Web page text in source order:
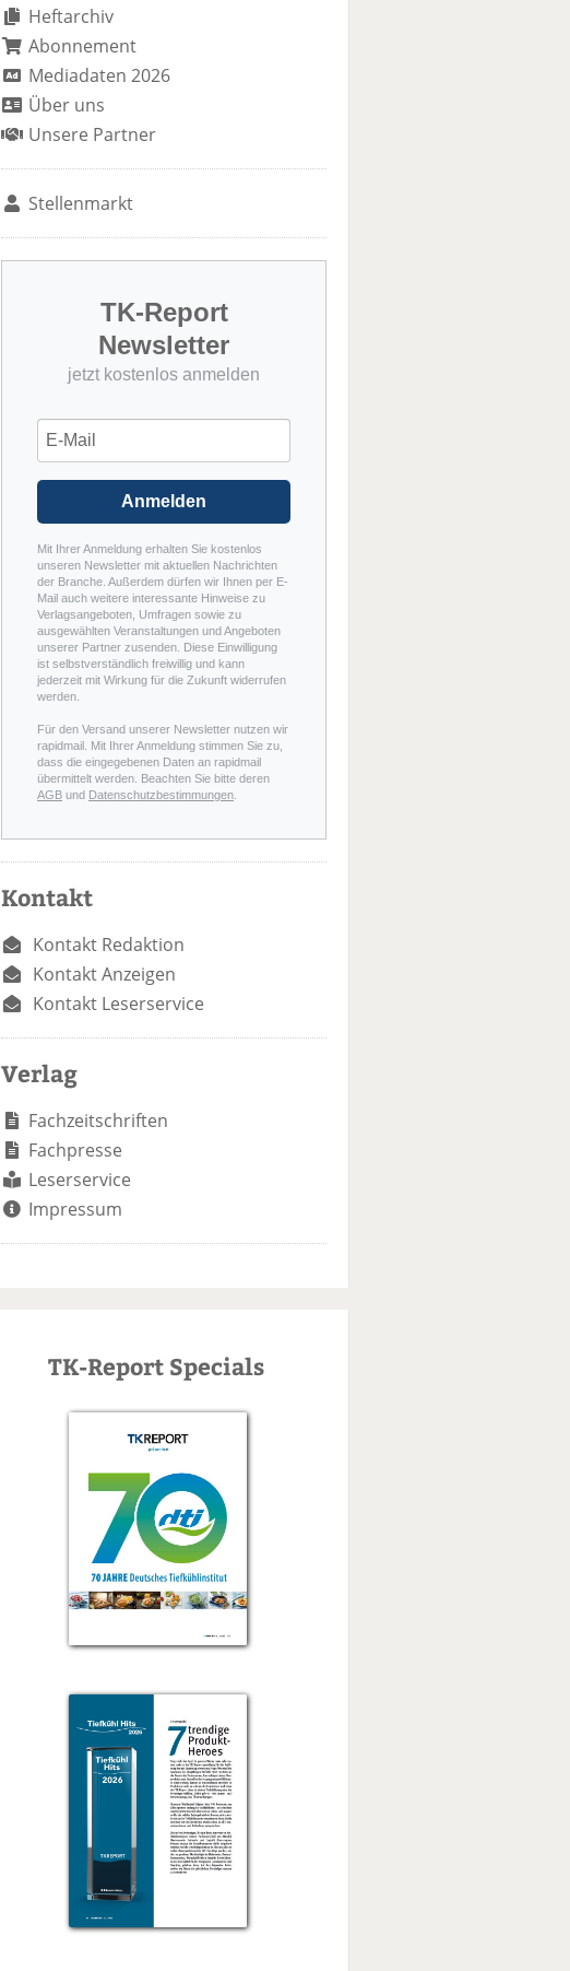
Heftarchiv
Abonnement
Mediadaten 2026
Über uns
Unsere Partner
Stellenmarkt
TK-Report
Newsletter
jetzt kostenlos anmelden
Anmelden
Mit Ihrer Anmeldung erhalten Sie kostenlos
unseren Newsletter mit aktuellen Nachrichten
der Branche. Außerdem dürfen wir Ihnen per E-
Mail auch weitere interessante Hinweise zu
Verlagsangeboten, Umfragen sowie zu
ausgewählten Veranstaltungen und Angeboten
unserer Partner zusenden. Diese Einwilligung
ist selbstverständlich freiwillig und kann
jederzeit mit Wirkung für die Zukunft widerrufen
werden.
Für den Versand unserer Newsletter nutzen wir
rapidmail. Mit Ihrer Anmeldung stimmen Sie zu,
dass die eingegebenen Daten an rapidmail
übermittelt werden. Beachten Sie bitte deren
AGB und Datenschutzbestimmungen
Kontakt
Kontakt Redaktion
Kontakt Anzeigen
Kontakt Leserservice
Verlag
Fachzeitschriften
Fachpresse
Leserservice
Impressum
TK-Report Specials